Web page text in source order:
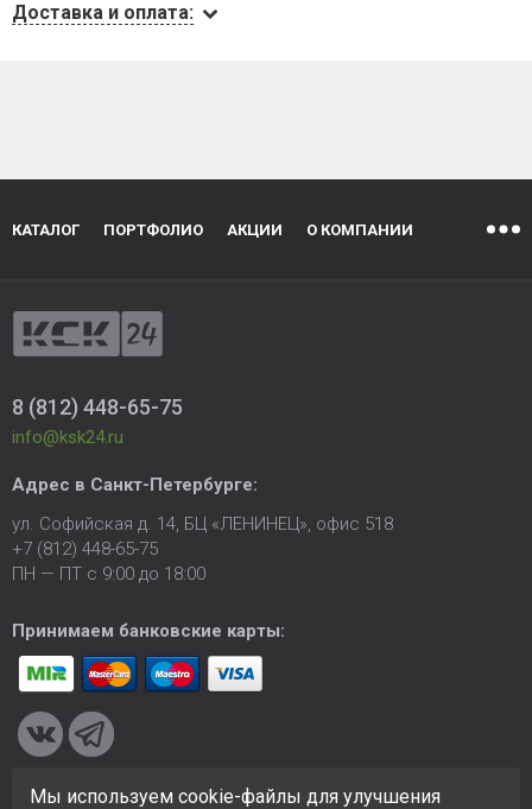
Доставка и оплата:
КАТАЛОГ ПОРТФОЛИО АКЦИИ О КОМПАНИИ
8 (812) 448-65-75
info@ksk24.ru
Адрес в Санкт-Петербурге:
ул. Софийская д. 14, БЦ «ЛЕНИНЕЦ», офис 518
+7 (812) 448-65-75
ПН — ПТ с 9:00 до 18:00
Принимаем банковские карты:
Мы используем cookie-файлы для улучшения